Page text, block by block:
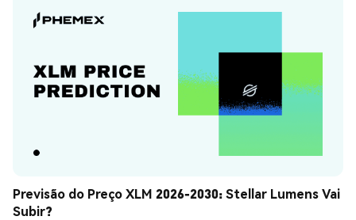
Previsão do Preço XLM 2026-2030: Stellar Lumens Vai
Subir?